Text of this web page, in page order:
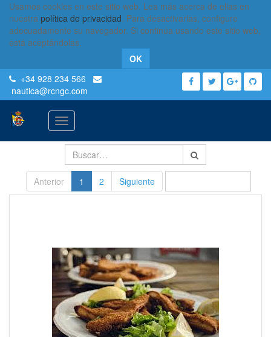
Usamos cookies en este sitio web. Lea más acerca de ellas en
nuestra política de privacidad. Para desactivarlas, configure
adecuadamente su navegador. Si continúa usando este sitio web,
está aceptándolas.
OK
+34 928 234 566
nautica@rcngc.com
Activar
navegación
Anterior 1 2 Siguiente